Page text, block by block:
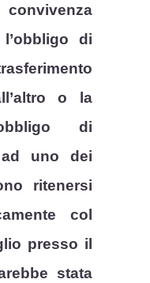
di
o la
di
uno dei
ritenersi
col
presso il
stata